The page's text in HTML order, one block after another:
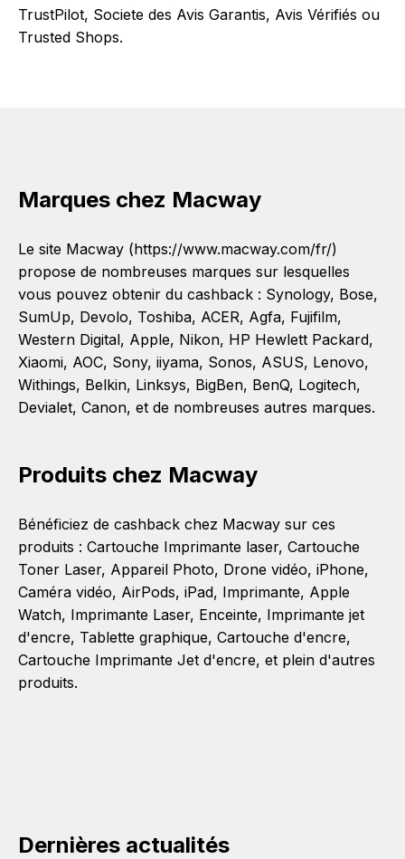
TrustPilot, Societe des Avis Garantis, Avis Vérifiés ou
Trusted Shops.
Marques chez Macway
Le site Macway (https://www.macway.com/fr/)
propose de nombreuses marques sur lesquelles
vous pouvez obtenir du cashback : Synology, Bose,
SumUp, Devolo, Toshiba, ACER, Agfa, Fujifilm,
Western Digital, Apple, Nikon, HP Hewlett Packard,
Xiaomi, AOC, Sony, iiyama, Sonos, ASUS, Lenovo,
Withings, Belkin, Linksys, BigBen, BenQ, Logitech,
Devialet, Canon, et de nombreuses autres marques.
Produits chez Macway
Bénéficiez de cashback chez Macway sur ces
produits : Cartouche Imprimante laser, Cartouche
Toner Laser, Appareil Photo, Drone vidéo, iPhone,
Caméra vidéo, AirPods, iPad, Imprimante, Apple
Watch, Imprimante Laser, Enceinte, Imprimante jet
d'encre, Tablette graphique, Cartouche d'encre,
Cartouche Imprimante Jet d'encre, et plein d'autres
produits.
Dernières actualités